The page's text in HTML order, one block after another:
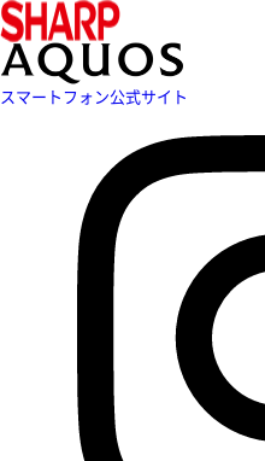
スマートフォン公式サイト